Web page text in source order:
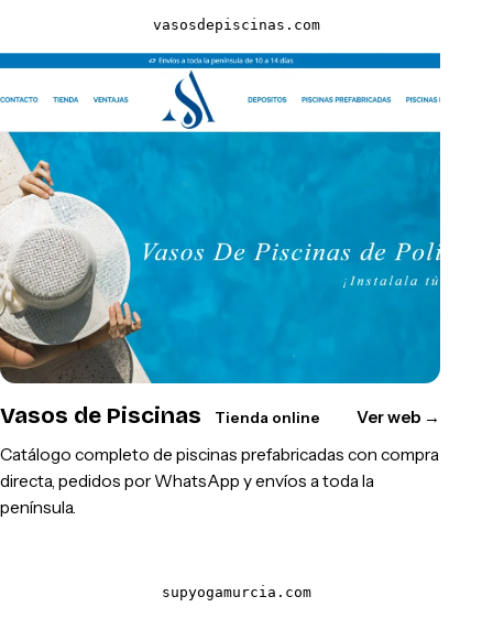
vasosdepiscinas.com
Vasos de Piscinas Tienda online Ver web →
Catálogo completo de piscinas prefabricadas con compra
directa, pedidos por WhatsApp y envíos a toda la
península.
supyogamurcia.com